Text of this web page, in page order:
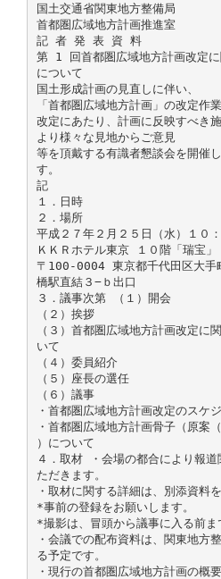
国土交通省関東地方整備局
首都圏広域地方計画推進室
記 者 発 表 資 料
第 1 回首都圏広域地方計画改定
について
国土形成計画の見直しに伴い、
「首都圏広域地方計画」の改定作
改定にあたり、計画に反映すべき
より様々な見地からご意見
等を頂戴する有識者懇談会を開催
す。
記
１．日時
２．場所
平成２７年２月２５日（水）１０
ＫＫＲホテル東京 １０階「瑞宝」
〒100-0004 東京都千代田区大
橋駅直結３−ｂ出口
３．議事次第 （１）開会
（２）挨拶
（３）首都圏広域地方計画改定に
いて
（４）委員紹介
（５）座長の選任
（６）議事
・首都圏広域地方計画改定のスケ
・首都圏広域地方計画骨子（原案（
）について
４．取材 ・会場の都合により報
ただきます。
・取材に関する詳細は、別添資料
*事前の登録をお願いします。
*撮影は、冒頭から議事に入る前ま
・会議での配布資料は、関東地方
る予定です。
・現行の首都圏広域地方計画の概